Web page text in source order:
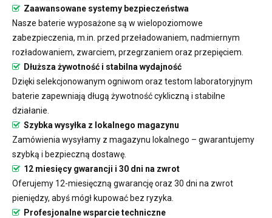
Zaawansowane systemy bezpieczeństwa
Nasze baterie wyposażone są w wielopoziomowe
zabezpieczenia, m.in. przed przeładowaniem, nadmiernym
rozładowaniem, zwarciem, przegrzaniem oraz przepięciem.
Dłuższa żywotność i stabilna wydajność
Dzięki selekcjonowanym ogniwom oraz testom laboratoryjnym
baterie zapewniają długą żywotność cykliczną i stabilne
działanie.
Szybka wysyłka z lokalnego magazynu
Zamówienia wysyłamy z magazynu lokalnego – gwarantujemy
szybką i bezpieczną dostawę.
12 miesięcy gwarancji i 30 dni na zwrot
Oferujemy 12-miesięczną gwarancję oraz 30 dni na zwrot
pieniędzy, abyś mógł kupować bez ryzyka.
Profesjonalne wsparcie techniczne